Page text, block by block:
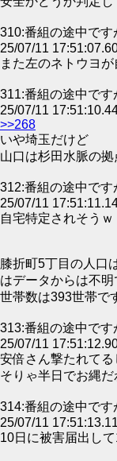
310:番組の途中で
25/07/11
また左のネトウヨ
311:番組の途中で
25/07/11
>>268
いや埼玉だけど
山口は杉田水脈の拠
312:番組の途中で
25/07/11
自宅特定されそうｗ
膝折町5丁目の人口
はデータからは不明
世帯数は393世帯で
313:番組の途中で
25/07/11
安倍さん撃たれて
そりゃ半日でお縄だ
314:番組の途中で
25/07/11
10日に被害届出し